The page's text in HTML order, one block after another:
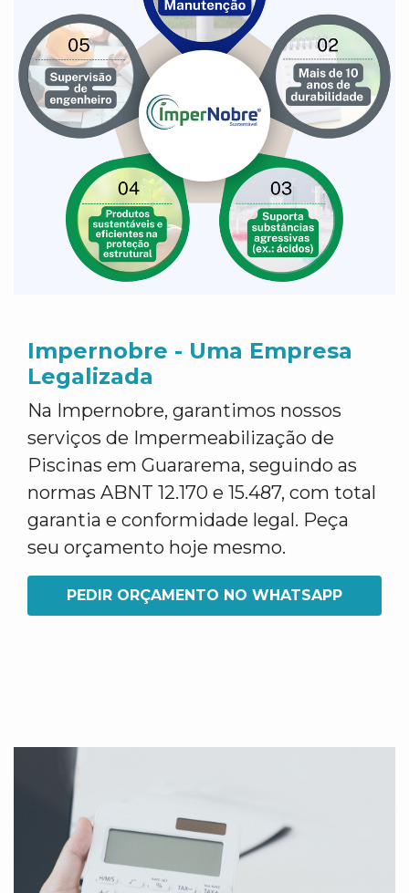
Impernobre - Uma Empresa
Legalizada
Na Impernobre, garantimos nossos
serviços de Impermeabilização de
Piscinas em Guararema, seguindo as
normas ABNT 12.170 e 15.487, com total
garantia e conformidade legal. Peça
seu orçamento hoje mesmo.
PEDIR ORÇAMENTO NO WHATSAPP